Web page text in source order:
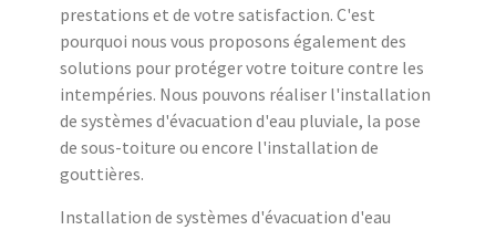
prestations et de votre satisfaction. C'est
pourquoi nous vous proposons également des
solutions pour protéger votre toiture contre les
intempéries. Nous pouvons réaliser l'installation
de systèmes d'évacuation d'eau pluviale, la pose
de sous-toiture ou encore l'installation de
gouttières.
Installation de systèmes d'évacuation d'eau